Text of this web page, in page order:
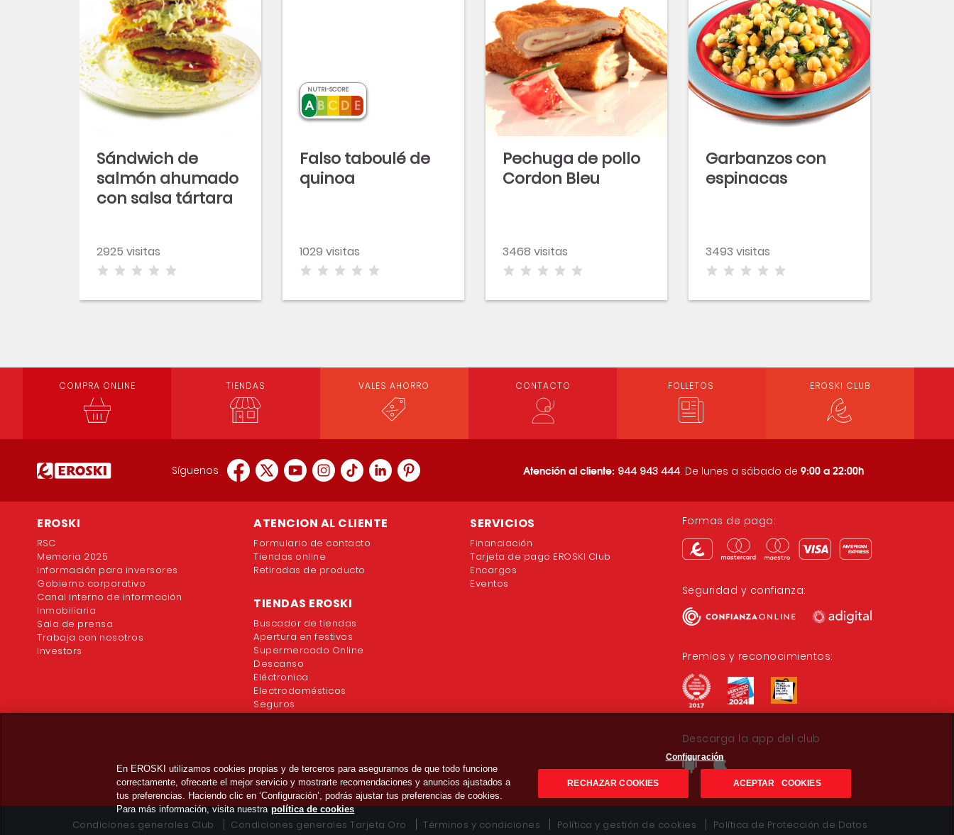
Sándwich de
salmón ahumado
con salsa tártara
2925 visitas
Falso taboulé de
quinoa
1029 visitas
NUTRI-SCORE
Pechuga de pollo
Cordon Bleu
3468 visitas
Garbanzos con
espinacas
3493 visitas
COMPRA ONLINE TIENDAS VALES AHORRO CONTACTO FOLLETOS EROSKI CLUB
Síguenos Atención al cliente: 944 943 444. De lunes a sábado de 9:00 a 22:00h
EROSKI
RSC
Memoria 2025
Información para inversores
Gobierno corporativo
Canal interno de información
Inmobiliaria
Sala de prensa
Trabaja con nosotros
Investors
ATENCION AL CLIENTE
Formulario de contacto
Tiendas online
Retiradas de producto
TIENDAS EROSKI
Buscador de tiendas
Apertura en festivos
Supermercado Online
Descanso
Eléctronica
Electrodomésticos
Seguros
SERVICIOS
Financiación
Tarjeta de pago EROSKI Club
Encargos
Eventos
Formas de pago:
Seguridad y confianza:
Premios y reconocimientos:
Descarga la app del club
Condiciones generales Club Condiciones generales Tarjeta Oro Términos y condiciones Política y gestión de cookies Política de Protección de Datos
En EROSKI utilizamos cookies propias y de terceros para asegurarnos de que todo funcione
correctamente, ofrecerte el mejor servicio y mostrarte recomendaciones y anuncios ajustados a
tus preferencias. Haciendo clic en ‘Configuración’, podrás ajustar tus preferencias de cookies.
Para más información, visita nuestra política de cookies
Configuración
RECHAZAR COOKIES ACEPTAR COOKIES